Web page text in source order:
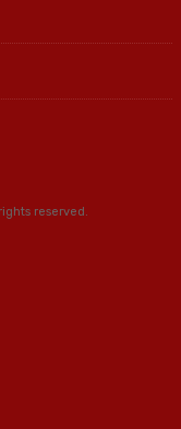
reserved.